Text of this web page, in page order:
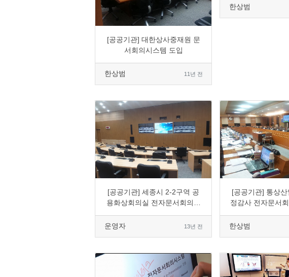
5098 1 0
[공공기관] 대한상사중재원 문
서회의시스템 도입
한상범 11년 전
한상범
0 8840 4 0
[공공기관] 세종시 2-2구역 공
용화상회의실 전자문서회의솔
루션 도입
운영자
13년 전
0 8457
[공공기관] 통상
정감사 전자문서
대 사
한상범